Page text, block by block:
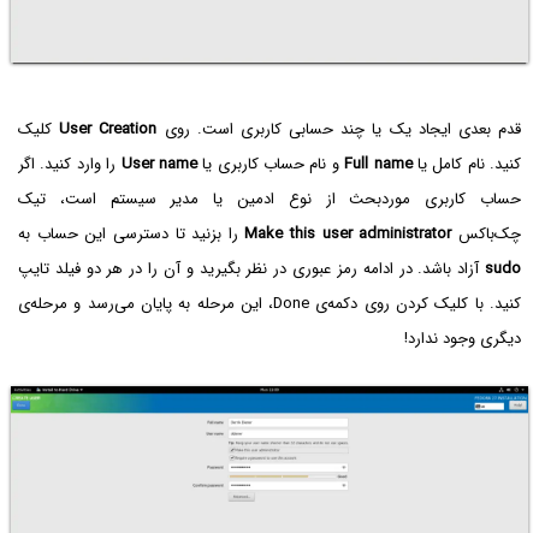
قدم بعدی ایجاد یک یا چند حسابی کاربری است. روی User Creationکلیک
کنید. نام کامل یاFull nameو نام حساب کاربری یاUser name را وارد کنید. اگر
حساب کاربری موردبحث از نوع ادمین یا مدیر سیستم است، تیک
چک‌باکسMake this user administratorرا بزنید تا دسترسی این حساب به
sudoآزاد باشد. در ادامه رمز عبوری در نظر بگیرید و آن را در هر دو فیلد تایپ
کنید. با کلیک کردن روی دکمه‌ی Done، این مرحله به پایان می‌رسد و مرحله‌ی
دیگری وجود ندارد!